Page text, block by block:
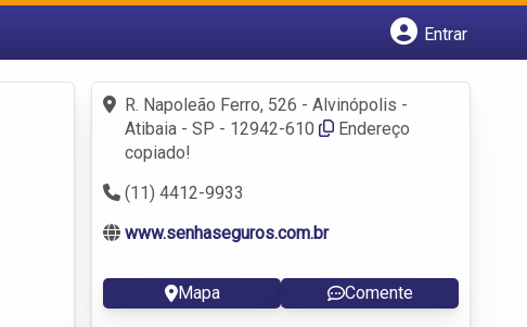
Entrar
Fazer login
Criar conta
R. Napoleão Ferro, 526 - Alvinópolis -
Atibaia - SP - 12942-610
Endereço
copiado!
(11) 4412-9933
www.senhaseguros.com.br
Mapa Comente